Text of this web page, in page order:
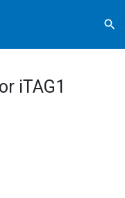
search
iTAG1